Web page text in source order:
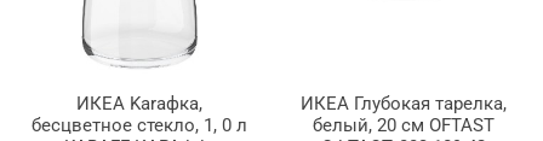
ИКЕА Karaфка,
бесцветное стекло, 1, 0 л
ИКЕА Глубокая тарелка,
белый, 20 см OFTAST